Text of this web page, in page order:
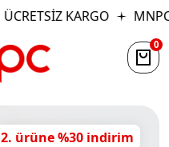
ÜCRETSİZ KARGO MNPC
0
2. ürüne %30 indirim